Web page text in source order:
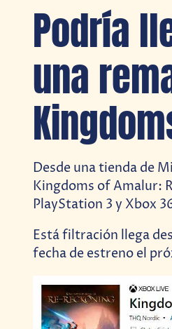
Podría
una
Desde una tienda de
Kingdoms of Amalur:
PlayStation 3 y Xbox
Está filtración llega
fecha de estreno el